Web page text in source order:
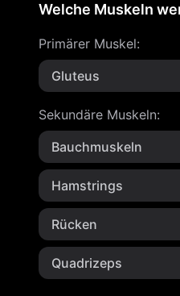
Welche Muskeln
Primärer Muskel:
Gluteus
Sekundäre Muskeln:
Bauchmuskeln
Hamstrings
Rücken
Quadrizeps